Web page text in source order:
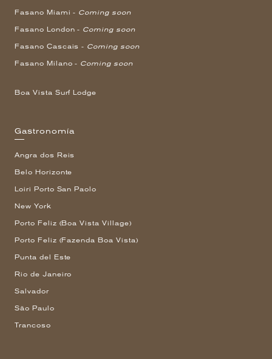
Fasano Miami - Coming soon
Fasano London - Coming soon
Fasano Cascais - Coming soon
Fasano Milano - Coming soon
Boa Vista Surf Lodge
Gastronomía
Angra dos Reis
Belo Horizonte
Loiri Porto San Paolo
New York
Porto Feliz (Boa Vista Village)
Porto Feliz (Fazenda Boa Vista)
Punta del Este
Rio de Janeiro
Salvador
São Paulo
Trancoso